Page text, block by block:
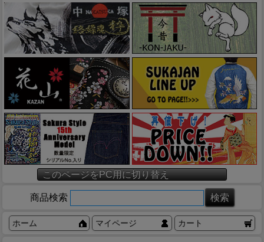
このページをPC用に切り替え
商品検索
ホーム マイページ カート